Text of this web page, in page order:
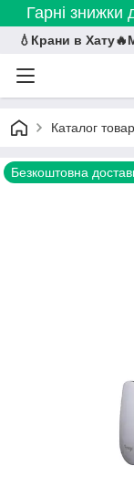
Гарні
💧Крани в
Каталог
Безкоштовна